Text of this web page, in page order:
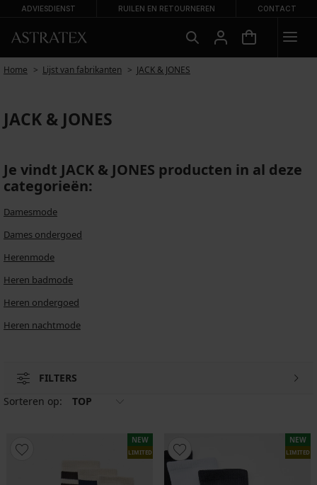
ADVIESDIENST RUILEN EN RETOURNEREN CONTACT
Home Lijst van fabrikanten JACK & JONES
JACK & JONES
Je vindt JACK & JONES producten in al deze
categorieën:
Damesmode
Dames ondergoed
Herenmode
Heren badmode
Heren ondergoed
Heren nachtmode
FILTERS
Sorteren op:
TOP
NEW
LIMITED
NEW
LIMITED